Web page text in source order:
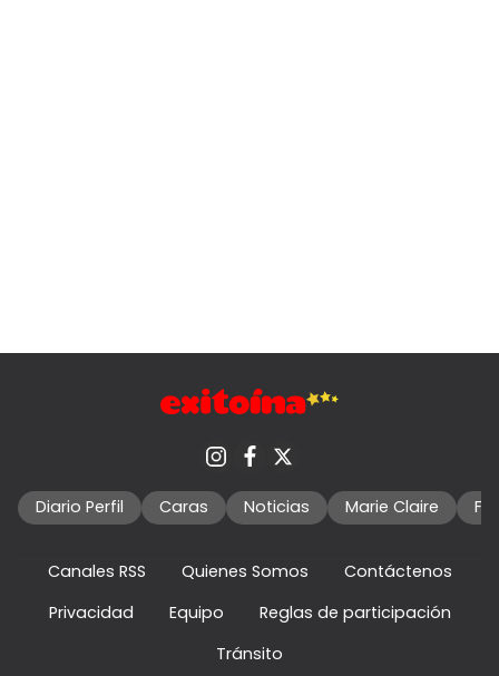
Diario Perfil Caras Noticias Marie Claire
Canales RSS Quienes Somos
Contáctenos
Privacidad
Equipo
Reglas de participación
Tránsito